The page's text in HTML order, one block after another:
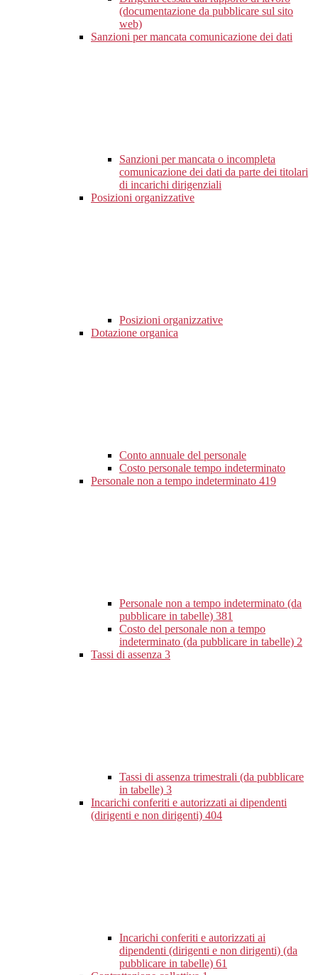
(documentazione da pubblicare sul sito
web)
Sanzioni per mancata comunicazione dei dati
Sanzioni per mancata o incompleta
comunicazione dei dati da parte dei titolari
di incarichi dirigenziali
Posizioni organizzative
Posizioni organizzative
Dotazione organica
Conto annuale del personale
Costo personale tempo indeterminato
Personale non a tempo indeterminato 419
Personale non a tempo indeterminato (da
pubblicare in tabelle) 381
Costo del personale non a tempo
indeterminato (da pubblicare in tabelle) 2
Tassi di assenza 3
Tassi di assenza trimestrali (da pubblicare
in tabelle) 3
Incarichi conferiti e autorizzati ai dipendenti
(dirigenti e non dirigenti) 404
Incarichi conferiti e autorizzati ai
dipendenti (dirigenti e non dirigenti) (da
pubblicare in tabelle) 61